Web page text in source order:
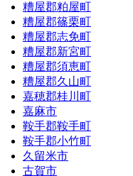
糟屋郡粕屋町
糟屋郡篠栗町
糟屋郡志免町
糟屋郡新宮町
糟屋郡須恵町
糟屋郡久山町
嘉穂郡桂川町
嘉麻市
鞍手郡鞍手町
鞍手郡小竹町
久留米市
古賀市